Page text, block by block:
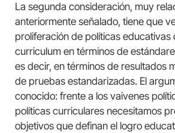
La segunda consideración, muy
anteriormente señalado, tiene que
proliferación de políticas educativas
curriculum en términos de
es decir, en términos de resultados
de pruebas estandarizadas. El
conocido: frente a los vaivenes
políticas curriculares necesitamos
objetivos que definan el logro